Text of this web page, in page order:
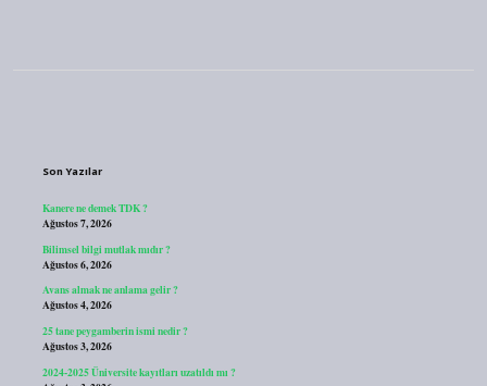
Son Yazılar
Kanere ne demek TDK ?
Ağustos 7, 2026
Bilimsel bilgi mutlak mıdır ?
Ağustos 6, 2026
Avans almak ne anlama gelir ?
Ağustos 4, 2026
25 tane peygamberin ismi nedir ?
Ağustos 3, 2026
2024-2025 Üniversite kayıtları uzatıldı mı ?